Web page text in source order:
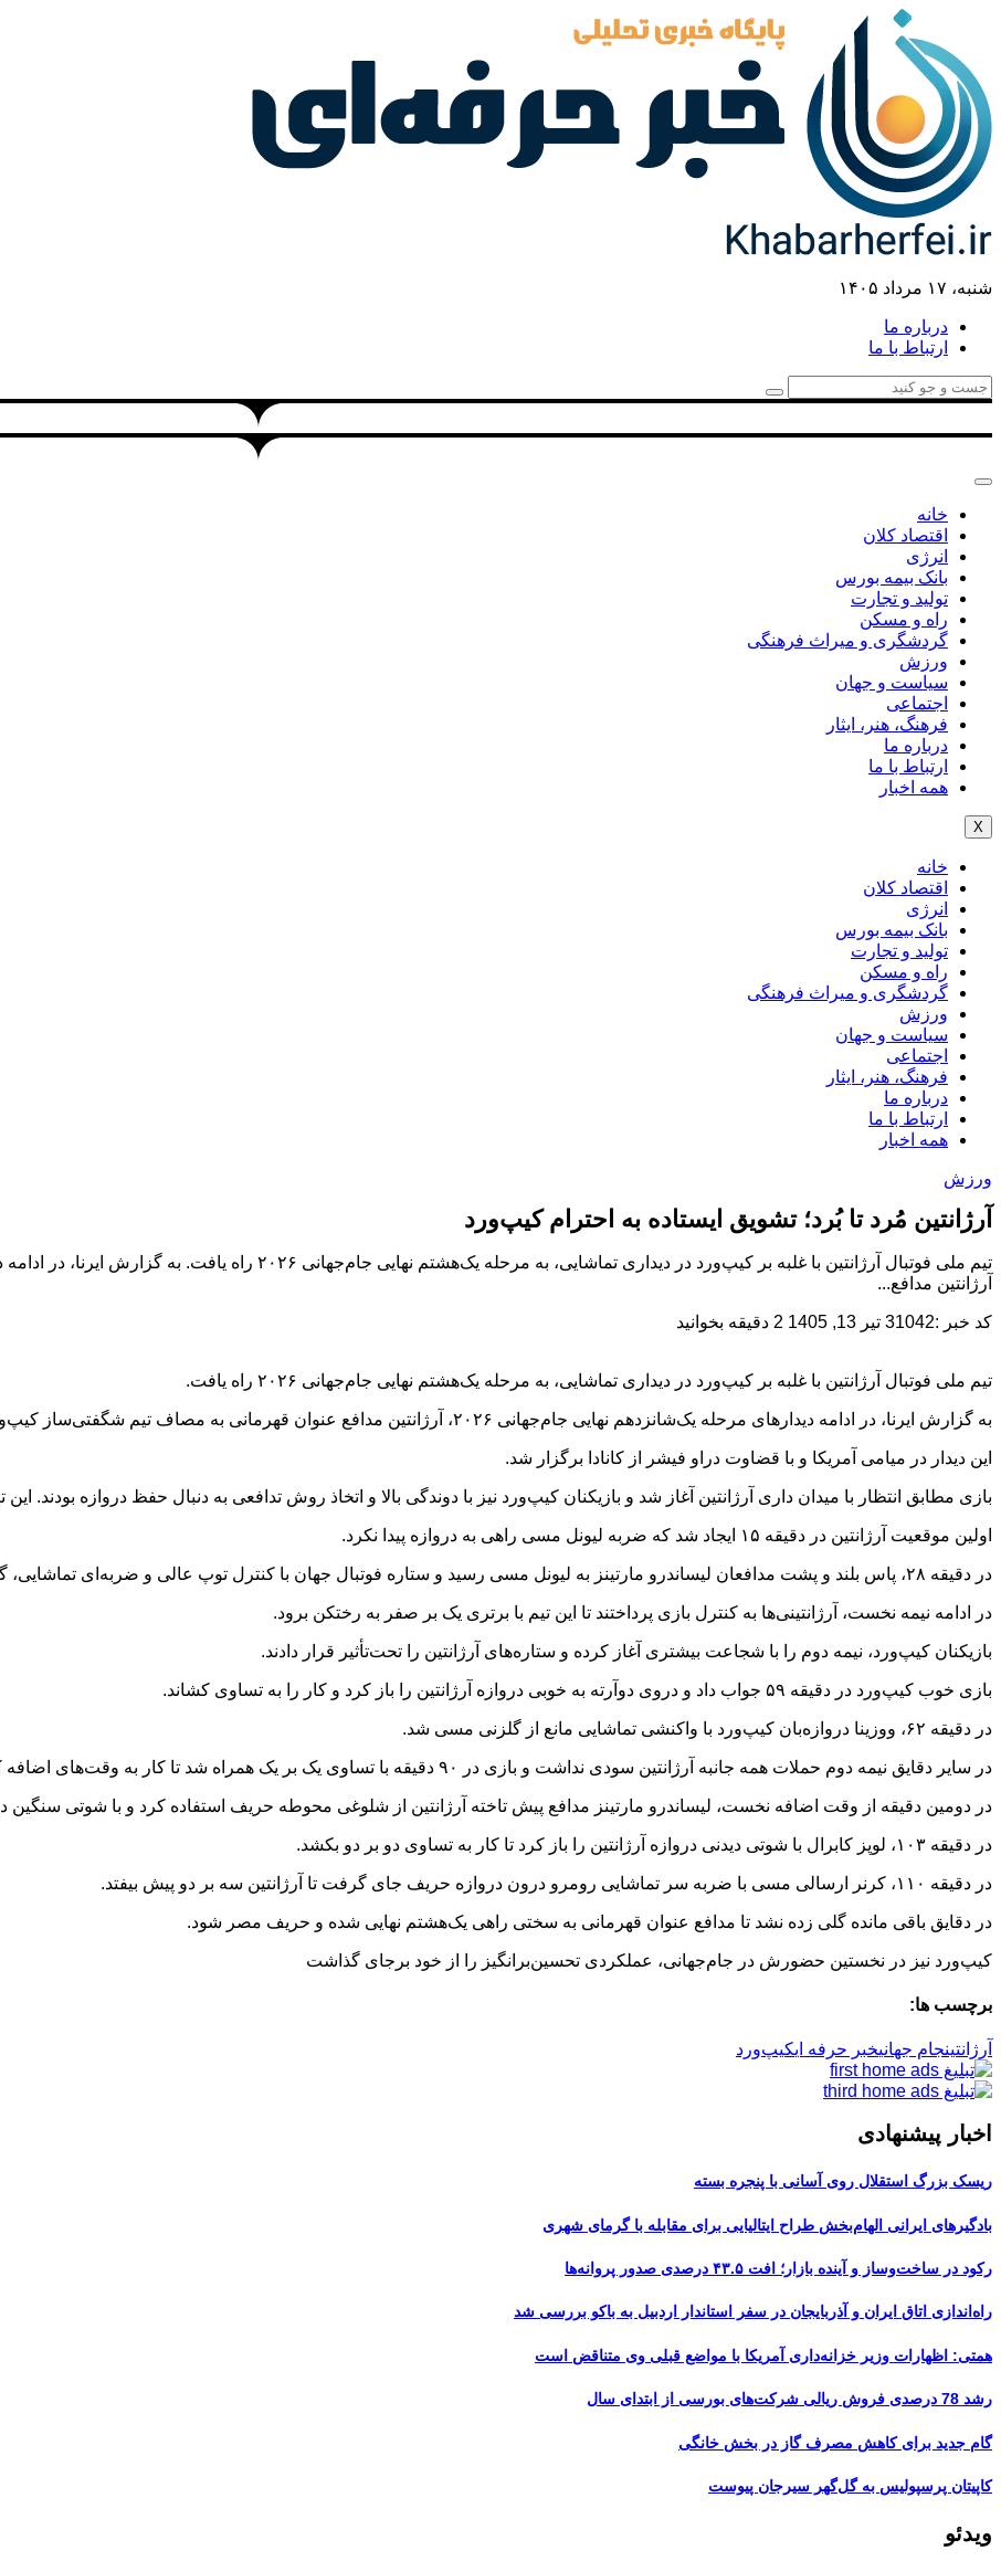
شنبه، ۱۷ مرداد ۱۴۰۵
درباره ما
ارتباط با ما
خانه
اقتصاد کلان
انرژی
بانک بیمه بورس
تولید و تجارت
راه و مسکن
گردشگری و میراث فرهنگی
ورزش
سیاست و جهان
اجتماعی
فرهنگ، هنر، ایثار
درباره ما
ارتباط با ما
همه اخبار
X
خانه
اقتصاد کلان
انرژی
بانک بیمه بورس
تولید و تجارت
راه و مسکن
گردشگری و میراث فرهنگی
ورزش
سیاست و جهان
اجتماعی
فرهنگ، هنر، ایثار
درباره ما
ارتباط با ما
همه اخبار
ورزش
آرژانتین مُرد تا بُرد؛ تشویق ایستاده به احترام‌ کیپ‌ورد
آرژانتین مدافع...
کد خبر :31042 تیر 13, 1405 2 دقیقه بخوانید
تیم ملی فوتبال آرژانتین با غلبه بر کیپ‌ورد در دیداری تماشایی، به مرحله یک‌هشتم نهایی جام‌جهانی ۲۰۲۶ راه یافت.
به گزارش ایرنا، در ادامه دیدارهای مرحله یک‌شانزدهم نهایی جام‌جهانی ۲۰۲۶، آرژانتین مدافع عنوان قهرمانی به مصاف تیم شگفتی‌ساز کیپ‌ورد رفت و سه بر دو پیروز شد.
این دیدار در میامی آمریکا و با قضاوت دراو فیشر از کانادا برگزار شد.
بازی مطابق انتظار با میدان داری آرژانتین آغاز شد و بازیکنان کیپ‌ورد نیز با دوندگی بالا و اتخاذ روش تدافعی به دنبال حفظ دروازه بودند.
اولین موقعیت آرژانتین در دقیقه ۱۵ ایجاد شد که ضربه لیونل مسی راهی به دروازه پیدا نکرد.
در دقیقه ۲۸، پاس بلند و پشت مدافعان لیساندرو مارتینز به لیونل مسی رسید و ستاره فوتبال جهان با کنترل توپ عالی و ضربه‌ای تماشایی، گل نخست بازی را به ارمغان آورد.
در ادامه نیمه نخست، آرژانتینی‌ها به کنترل بازی پرداختند تا این تیم با برتری یک بر صفر به رختکن برود.
بازیکنان کیپ‌ورد، نیمه دوم را با شجاعت بیشتری آغاز کرده و ستاره‌های آرژانتین را تحت‌تأثیر قرار دادند.
بازی خوب کیپ‌ورد در دقیقه ۵۹ جواب داد و دروی دوآرته به خوبی دروازه آرژانتین را باز کرد و کار را به تساوی کشاند.
در دقیقه ۶۲، ووزینا دروازه‌بان کیپ‌ورد با واکنشی تماشایی مانع از گلزنی مسی شد.
در سایر دقایق نیمه دوم حملات همه جانبه آرژانتین سودی نداشت و بازی در ۹۰ دقیقه با تساوی یک بر یک همراه شد تا کار به وقت‌های اضافه کشیده شود.
در دومین دقیقه از وقت اضافه نخست، لیساندرو مارتینز مدافع پیش تاخته آرژانتین از شلوغی محوطه حریف استفاده کرد و با شوتی سنگین
در دقیقه ۱۰۳، لوپز کابرال با شوتی دیدنی دروازه آرژانتین را باز کرد تا کار به تساوی دو بر دو بکشد.
در دقیقه ۱۱۰، کرنر ارسالی مسی با ضربه سر تماشایی رومرو درون دروازه حریف جای گرفت تا آرژانتین سه بر دو پیش بیفتد.
در دقایق باقی مانده گلی زده نشد تا مدافع عنوان قهرمانی به سختی راهی یک‌هشتم نهایی شده و حریف مصر شود.
کیپ‌ورد نیز در نخستین حضورش در جام‌جهانی، عملکردی تحسین‌برانگیز را از خود برجای گذاشت‌
برچسب ها:
آرژانتینجام جهانیخبر حرفه ایکیپ‌ورد
اخبار پیشنهادی
ریسک بزرگ استقلال روی آسانی با پنجره بسته
بادگیرهای ایرانی الهام‌بخش طراح ایتالیایی برای مقابله با گرمای شهری
رکود در ساخت‌وساز و آینده بازار؛ افت ۴۳.۵ درصدی صدور پروانه‌ها
راه‌اندازی اتاق ایران و آذربایجان در سفر استاندار اردبیل به باکو بررسی شد
همتی: اظهارات وزیر خزانه‌داری آمریکا با مواضع قبلی وی متناقض است
رشد 78 درصدی فروش ریالی شرکت‌های بورسی از ابتدای سال
گام جدید برای کاهش مصرف گاز در بخش خانگی
کاپیتان پرسپولیس به گل‌گهر سیرجان پیوست
ویدئو